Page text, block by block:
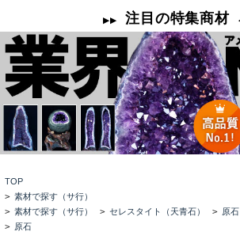
TOP
> 素材で探す（サ行）
> 素材で探す（サ行） > セレスタイト（天青石） > 原石
> 原石